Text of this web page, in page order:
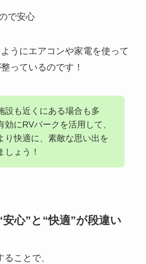
で安心
うにエアコンや家電を使って
っているのです！
設も近くにある場合も多
効にRVパークを活用して、
り快適に、素敵な思い出を
しょう！
心”と“快適”が段違い
ことで、